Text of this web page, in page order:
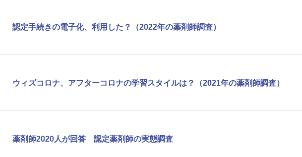
認定手続きの電子化、利用した？（2022年の薬剤師調査）
ウィズコロナ、アフターコロナの学習スタイルは？（2021年の薬剤師調査）
薬剤師2020人が回答 認定薬剤師の実態調査